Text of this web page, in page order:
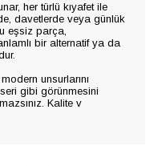
her türlü kıyafet ile
davetlerde veya günlük
eşsiz parça,
bir alternatif ya da
unsurlarını
gibi görünmesini
Kalite v